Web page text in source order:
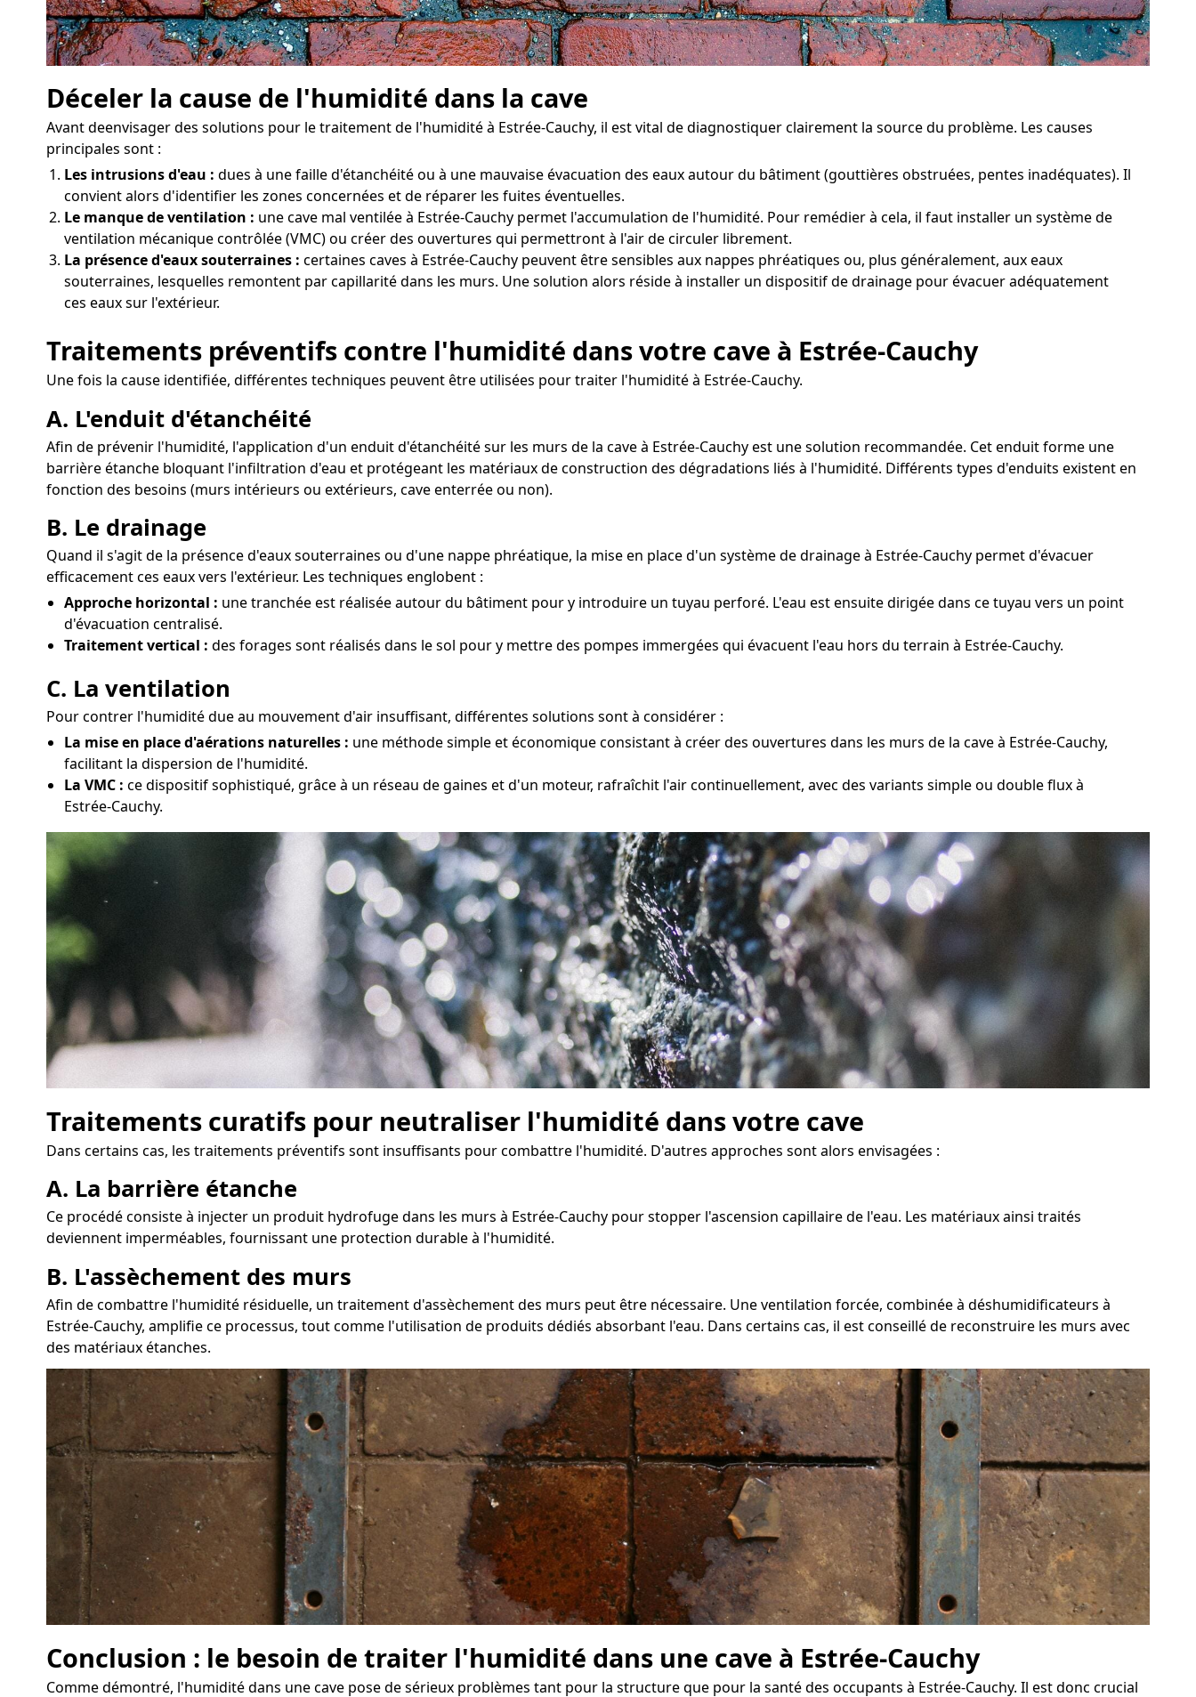
Déceler la cause de l'humidité dans la cave
Avant deenvisager des solutions pour le traitement de l'humidité à Estrée-Cauchy, il est vital de diagnostiquer clairement la source du problème. Les causes
principales sont :
Les intrusions d'eau : dues à une faille d'étanchéité ou à une mauvaise évacuation des eaux autour du bâtiment (gouttières obstruées, pentes inadéquates). Il
convient alors d'identifier les zones concernées et de réparer les fuites éventuelles.
Le manque de ventilation : une cave mal ventilée à Estrée-Cauchy permet l'accumulation de l'humidité. Pour remédier à cela, il faut installer un système de
ventilation mécanique contrôlée (VMC) ou créer des ouvertures qui permettront à l'air de circuler librement.
La présence d'eaux souterraines : certaines caves à Estrée-Cauchy peuvent être sensibles aux nappes phréatiques ou, plus généralement, aux eaux
souterraines, lesquelles remontent par capillarité dans les murs. Une solution alors réside à installer un dispositif de drainage pour évacuer adéquatement
ces eaux sur l'extérieur.
Traitements préventifs contre l'humidité dans votre cave à Estrée-Cauchy
Une fois la cause identifiée, différentes techniques peuvent être utilisées pour traiter l'humidité à Estrée-Cauchy.
A. L'enduit d'étanchéité
Afin de prévenir l'humidité, l'application d'un enduit d'étanchéité sur les murs de la cave à Estrée-Cauchy est une solution recommandée. Cet enduit forme une
barrière étanche bloquant l'infiltration d'eau et protégeant les matériaux de construction des dégradations liés à l'humidité. Différents types d'enduits existent en
fonction des besoins (murs intérieurs ou extérieurs, cave enterrée ou non).
B. Le drainage
Quand il s'agit de la présence d'eaux souterraines ou d'une nappe phréatique, la mise en place d'un système de drainage à Estrée-Cauchy permet d'évacuer
efficacement ces eaux vers l'extérieur. Les techniques englobent :
Approche horizontal : une tranchée est réalisée autour du bâtiment pour y introduire un tuyau perforé. L'eau est ensuite dirigée dans ce tuyau vers un point
d'évacuation centralisé.
Traitement vertical : des forages sont réalisés dans le sol pour y mettre des pompes immergées qui évacuent l'eau hors du terrain à Estrée-Cauchy.
C. La ventilation
Pour contrer l'humidité due au mouvement d'air insuffisant, différentes solutions sont à considérer :
La mise en place d'aérations naturelles : une méthode simple et économique consistant à créer des ouvertures dans les murs de la cave à Estrée-Cauchy,
facilitant la dispersion de l'humidité.
La VMC : ce dispositif sophistiqué, grâce à un réseau de gaines et d'un moteur, rafraîchit l'air continuellement, avec des variants simple ou double flux à
Estrée-Cauchy.
Traitements curatifs pour neutraliser l'humidité dans votre cave
Dans certains cas, les traitements préventifs sont insuffisants pour combattre l'humidité. D'autres approches sont alors envisagées :
A. La barrière étanche
Ce procédé consiste à injecter un produit hydrofuge dans les murs à Estrée-Cauchy pour stopper l'ascension capillaire de l'eau. Les matériaux ainsi traités
deviennent imperméables, fournissant une protection durable à l'humidité.
B. L'assèchement des murs
Afin de combattre l'humidité résiduelle, un traitement d'assèchement des murs peut être nécessaire. Une ventilation forcée, combinée à déshumidificateurs à
Estrée-Cauchy, amplifie ce processus, tout comme l'utilisation de produits dédiés absorbant l'eau. Dans certains cas, il est conseillé de reconstruire les murs avec
des matériaux étanches.
Conclusion : le besoin de traiter l'humidité dans une cave à Estrée-Cauchy
Comme démontré, l'humidité dans une cave pose de sérieux problèmes tant pour la structure que pour la santé des occupants à Estrée-Cauchy. Il est donc crucial